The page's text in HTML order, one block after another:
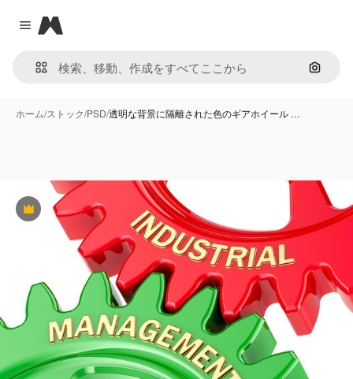
Close menu
Magnific
画像で
ホーム/ストック/PSD/透明な背景に隔離された色のギアホイール …
Premium